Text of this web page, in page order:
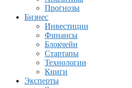
Прогнозы
Бизнес
Инвестиции
Финансы
Блокчейн
Стартапы
Технологии
Книги
Эксперты